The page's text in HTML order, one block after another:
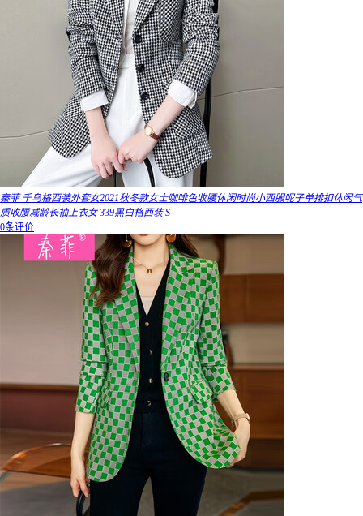
秦菲 千鸟格西装外套女2021秋冬款女士咖啡色收腰休闲时尚小西服呢子单排扣休闲气
质收腰减龄长袖上衣女 339黑白格西装 S
0条评价